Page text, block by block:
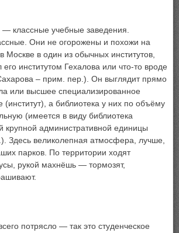
классные учебные заведения.
Они не огорожены и похожи на
Москве в один из обычных институтов,
его институтом Гехалова или что-то вроде
– прим. пер.). Он выглядит прямо
или высшее специализированное
(институт), а библиотека у них по объёму
(имеется в виду библиотека
крупной административной единицы
Здесь великолепная атмосфера, лучше,
парков. По территории ходят
рукой махнёшь — тормозят,
потрясло — так это студенческое